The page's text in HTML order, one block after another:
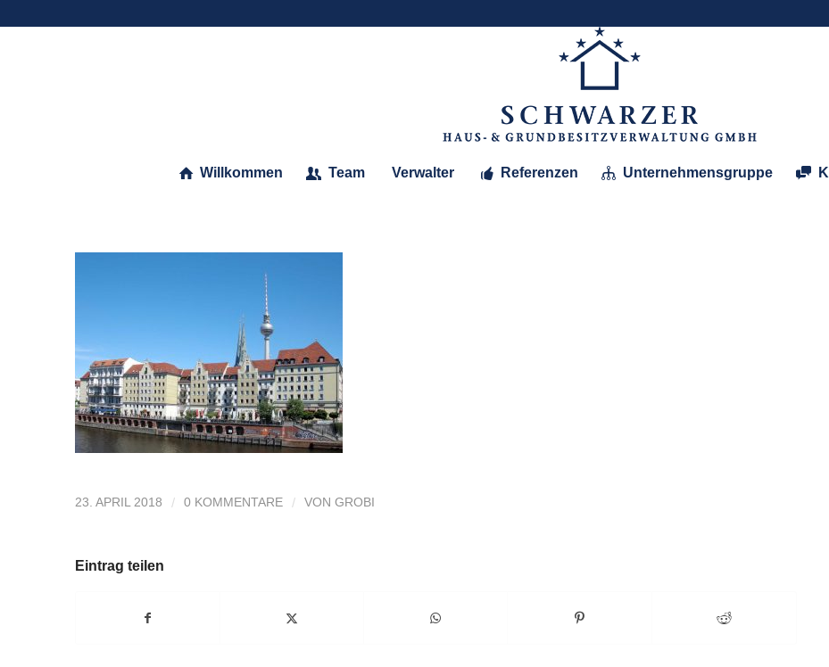
Willkommen Team Verwalter Referenzen Unternehmensgruppe
23. APRIL 2018 / 0 KOMMENTARE / VON GROBI
Eintrag teilen